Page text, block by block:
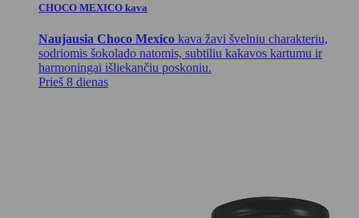
CHOCO MEXICO kava
Naujausia Choco Mexico kava žavi švelniu charakteriu,
sodriomis šokolado natomis, subtiliu kakavos kartumu ir
harmoningai išliekančiu poskoniu.
Prieš 8 dienas